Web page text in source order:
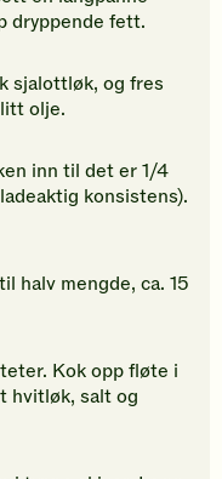
dryppende fett.
sjalottløk, og fres
olje.
inn til det er 1/4
konsistens).
halv mengde, ca. 15
Kok opp fløte i
hvitløk, salt og